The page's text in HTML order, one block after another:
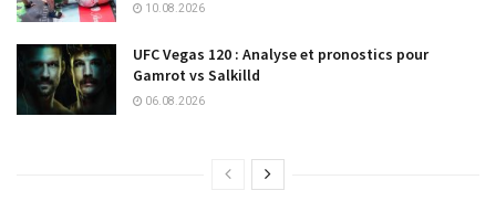
10.08.2026
UFC Vegas 120 : Analyse et pronostics pour
Gamrot vs Salkilld
06.08.2026